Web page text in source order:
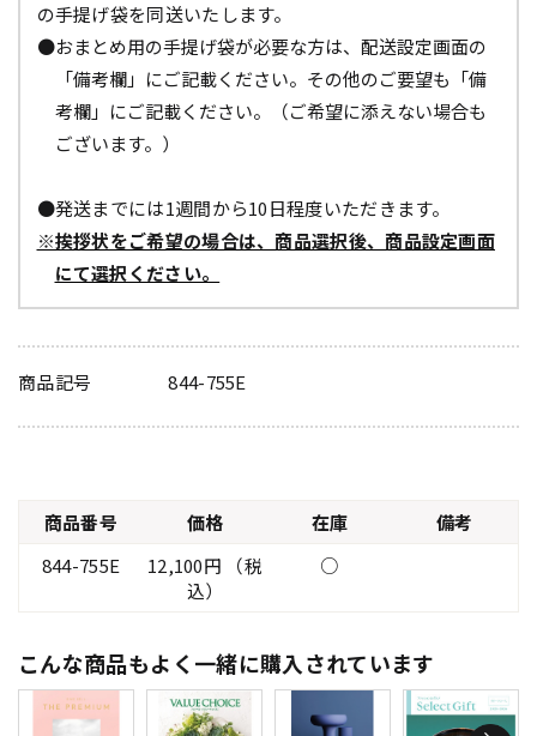
の手提げ袋を同送いたします。
●おまとめ用の手提げ袋が必要な方は、配送設定画面の
「備考欄」にご記載ください。その他のご要望も「備
考欄」にご記載ください。（ご希望に添えない場合も
ございます。）
●発送までには1週間から10日程度いただきます。
※挨拶状をご希望の場合は、商品選択後、商品設定画面
にて選択ください。
商品記号 844-755E
商品番号 価格 在庫
備考
844-755E
12,100円 （税
込）
○
こんな商品もよく一緒に購入されています